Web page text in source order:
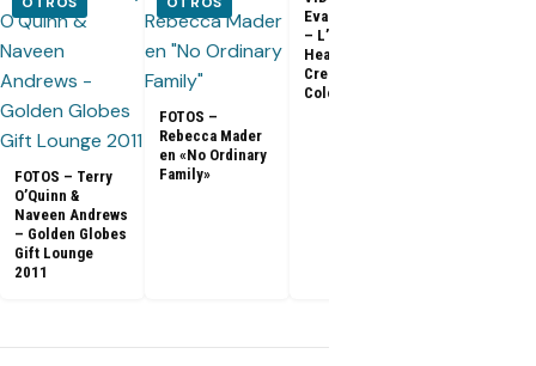
FOTOS – Terry
O’Quinn &
Naveen Andrews
– Golden Globes
Gift Lounge
2011
FOTOS –
Rebecca Mader
en «No Ordinary
Family»
Evangeline Lilly
– L’Oreal
Healthy Look
Creme Gloss
Color [HD]